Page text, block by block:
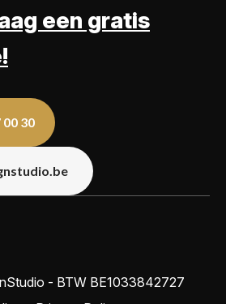
een gratis
00 30
- BTW BE1033842727